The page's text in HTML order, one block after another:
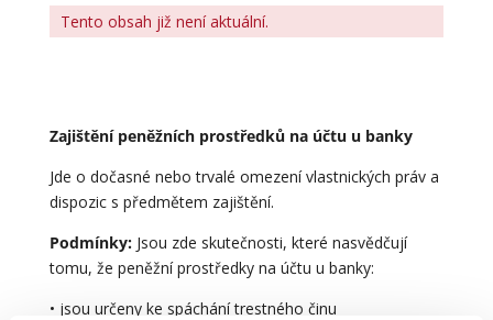
Tento obsah již není aktuální.
Zajištění peněžních prostředků na účtu u banky
Jde o dočasné nebo trvalé omezení vlastnických práv a
dispozic s předmětem zajištění.
Podmínky:Jsou zde skutečnosti, které nasvědčují
tomu, že peněžní prostředky na účtu u banky:
• jsou určeny ke spáchání trestného činu